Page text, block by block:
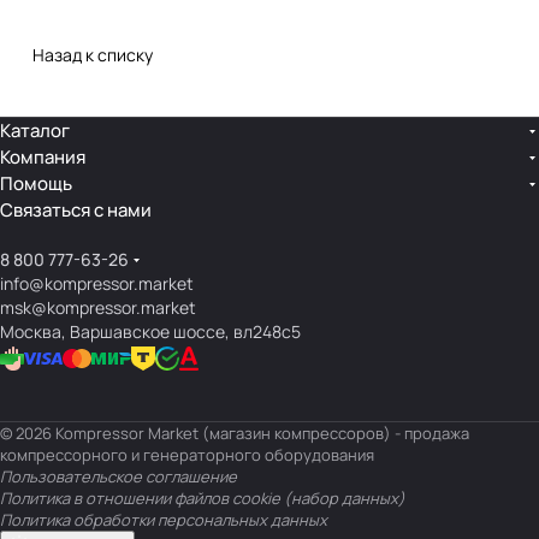
Назад к списку
Каталог
Компания
Помощь
Связаться с нами
8 800 777-63-26
info@kompressor.market
msk@kompressor.market
Москва, Варшавское шоссе, вл248с5
© 2026 Kompressor Market (магазин компрессоров) - продажа
компрессорного и генераторного оборудования
Пользовательское соглашение
Политика в отношении файлов cookie (набор данных)
Политика обработки персональных данных